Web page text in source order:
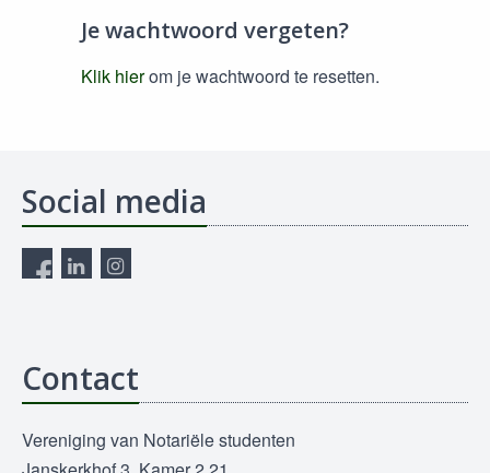
Je wachtwoord vergeten?
Klik hierom je wachtwoord te resetten.
Social media
Contact
Vereniging van Notariële studenten